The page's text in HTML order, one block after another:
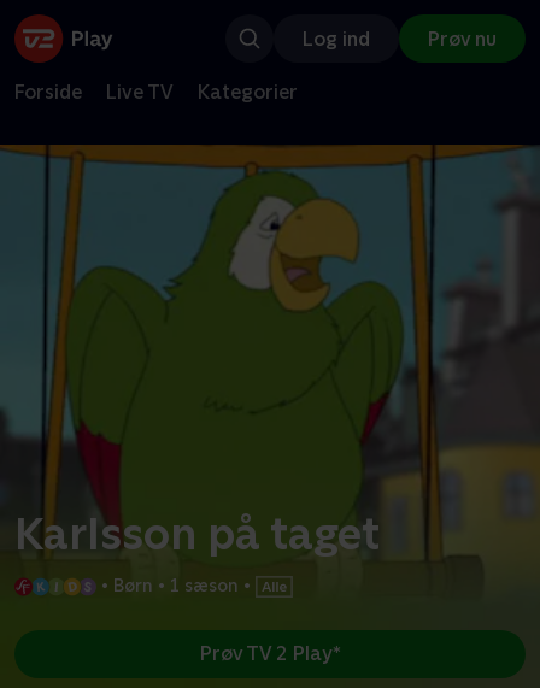
Log ind Prøv nu
Forside Live TV Kategorier
Karlsson på taget
• Børn • 1 sæson •
Prøv TV 2 Play*